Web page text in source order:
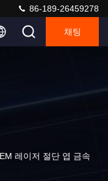
86-189-26459278
채팅
레이저 절단 엽 금속